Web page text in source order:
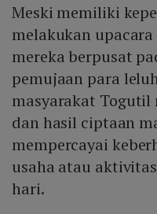
Meski memiliki
melakukan
mereka berpusat
pemujaan para
masyarakat Togutil
dan hasil ciptaan
mempercayai
usaha atau
hari.